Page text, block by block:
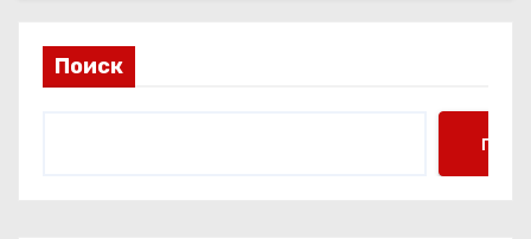
Поиск
Поиск